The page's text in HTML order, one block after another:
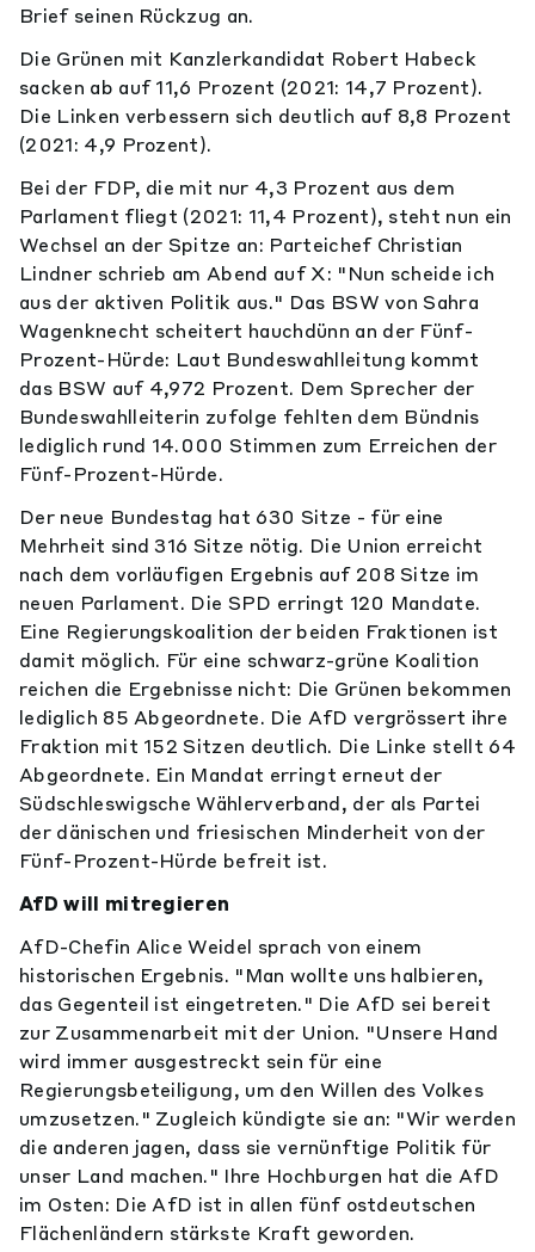
Brief seinen Rückzug an.
Die Grünen mit Kanzlerkandidat Robert Habeck
sacken ab auf 11,6 Prozent (2021: 14,7 Prozent).
Die Linken verbessern sich deutlich auf 8,8 Prozent
(2021: 4,9 Prozent).
Bei der FDP, die mit nur 4,3 Prozent aus dem
Parlament fliegt (2021: 11,4 Prozent), steht nun ein
Wechsel an der Spitze an: Parteichef Christian
Lindner schrieb am Abend auf X: "Nun scheide ich
aus der aktiven Politik aus." Das BSW von Sahra
Wagenknecht scheitert hauchdünn an der Fünf-
Prozent-Hürde: Laut Bundeswahlleitung kommt
das BSW auf 4,972 Prozent. Dem Sprecher der
Bundeswahlleiterin zufolge fehlten dem Bündnis
lediglich rund 14.000 Stimmen zum Erreichen der
Fünf-Prozent-Hürde.
Der neue Bundestag hat 630 Sitze - für eine
Mehrheit sind 316 Sitze nötig. Die Union erreicht
nach dem vorläufigen Ergebnis auf 208 Sitze im
neuen Parlament. Die SPD erringt 120 Mandate.
Eine Regierungskoalition der beiden Fraktionen ist
damit möglich. Für eine schwarz-grüne Koalition
reichen die Ergebnisse nicht: Die Grünen bekommen
lediglich 85 Abgeordnete. Die AfD vergrössert ihre
Fraktion mit 152 Sitzen deutlich. Die Linke stellt 64
Abgeordnete. Ein Mandat erringt erneut der
Südschleswigsche Wählerverband, der als Partei
der dänischen und friesischen Minderheit von der
Fünf-Prozent-Hürde befreit ist.
AfD will mitregieren
AfD-Chefin Alice Weidel sprach von einem
historischen Ergebnis. "Man wollte uns halbieren,
das Gegenteil ist eingetreten." Die AfD sei bereit
zur Zusammenarbeit mit der Union. "Unsere Hand
wird immer ausgestreckt sein für eine
Regierungsbeteiligung, um den Willen des Volkes
umzusetzen." Zugleich kündigte sie an: "Wir werden
die anderen jagen, dass sie vernünftige Politik für
unser Land machen." Ihre Hochburgen hat die AfD
im Osten: Die AfD ist in allen fünf ostdeutschen
Flächenländern stärkste Kraft geworden.